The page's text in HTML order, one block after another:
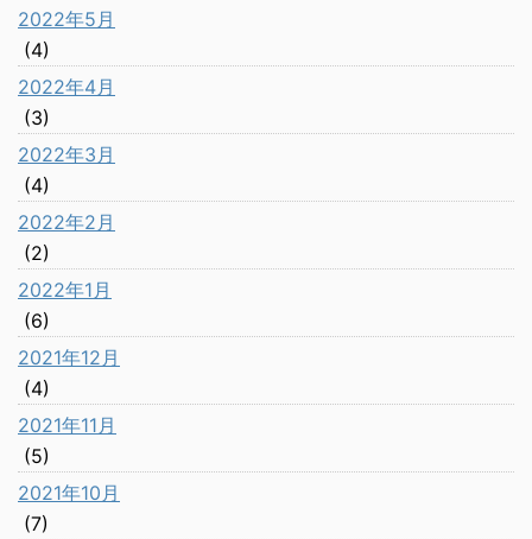
2022年5月
(4)
2022年4月
(3)
2022年3月
(4)
2022年2月
(2)
2022年1月
(6)
2021年12月
(4)
2021年11月
(5)
2021年10月
(7)